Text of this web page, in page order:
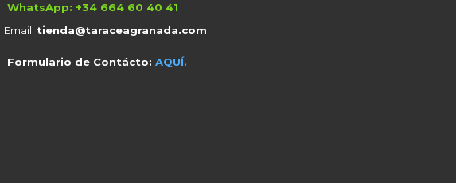
WhatsApp: +34 664 60 40 41
Email: tienda@taraceagranada.com
Formulario de Contácto:AQUÍ.